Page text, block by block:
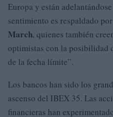
Europa y están
sentimiento es respaldado
March, quienes también
optimistas con la posibilidad
de la fecha límite”.
Los bancos han sido los
ascenso del IBEX 35. Las
financieras han